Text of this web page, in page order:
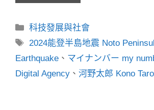
分
類
科技發展與社會
標
籤
2024能登半島地震 Noto
Earthquake 、 マイナンバー my
Digital Agency 、 河野太郎 Kono Taro